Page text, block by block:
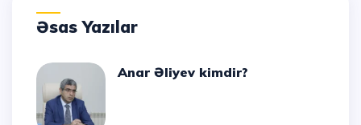
Əsas Yazılar
Anar Əliyev kimdir?